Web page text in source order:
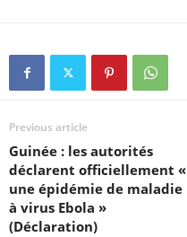
Previous article
Guinée : les autorités
déclarent officiellement «
une épidémie de maladie
à virus Ebola »
(Déclaration)